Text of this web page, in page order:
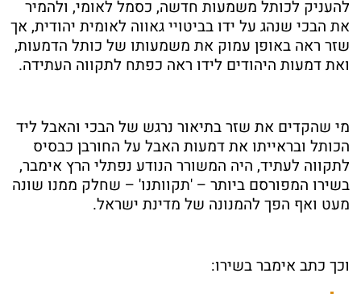
להעניק לכותל משמעות חדשה, כסמל לאומי, ולהמיר
את הבכי שנהג על ידו בביטויי גאווה לאומית יהודית, אך
שזר ראה באופן עמוק את משמעותו של כותל הדמעות,
ואת דמעות היהודים לידו ראה כפתח לתקווה העתידה.
מי שהקדים את שזר בתיאור נרגש של הבכי והאבל ליד
הכותל ובראייתו את דמעות האבל על החורבן כבסיס
לתקווה לעתיד, היה המשורר הנודע נפתלי הרץ אימבר,
בשירו המפורסם ביותר – 'תקוותנו' – שחלק ממנו שונה
מעט ואף הפך להמנונה של מדינת ישראל.
וכך כתב אימבר בשירו: